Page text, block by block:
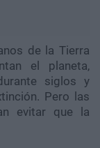
de la Tierra
el planeta,
siglos y
Pero las
evitar que la